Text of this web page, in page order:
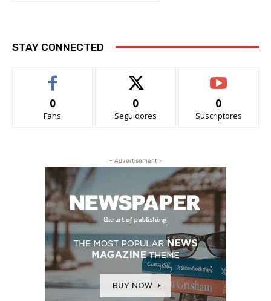
STAY CONNECTED
0
Fans
0
Seguidores
0
Suscriptores
- Advertisement -